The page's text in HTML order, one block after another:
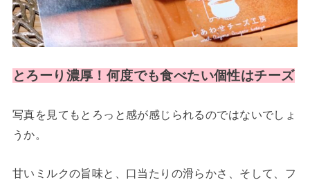
とろーり濃厚！何度でも食べたい個性はチーズ
写真を見てもとろっと感が感じられるのではないでしょ
うか。
甘いミルクの旨味と、口当たりの滑らかさ、そして、フ